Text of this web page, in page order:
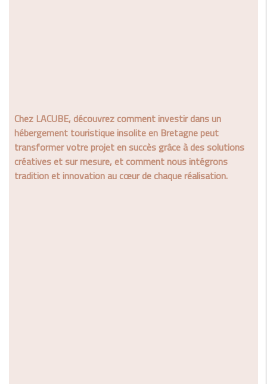
Chez LACUBE, découvrez comment investir dans un
hébergement touristique insolite en Bretagnepeut
transformer votre projet en succès grâce à des solutions
créatives et sur mesure, et comment nous intégrons
tradition et innovation au cœur de chaque réalisation.